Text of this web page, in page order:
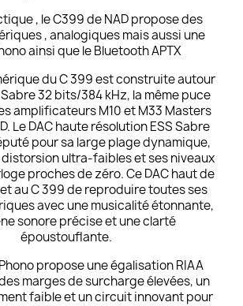
, le C399 de NAD propose des
, analogiques mais aussi une
ainsi que le Bluetooth APTX
du C 399 est construite autour
Sabre 32 bits/384 kHz, la même puce
amplificateurs M10 et M33 Masters
Le DAC haute résolution ESS Sabre
pour sa large plage dynamique,
ultra-faibles et ses niveaux
proches de zéro. Ce DAC haut de
au C 399 de reproduire toutes ses
avec une musicalité étonnante,
sonore précise et une clarté
époustouflante.
propose une égalisation RIAA
marges de surcharge élevées, un
faible et un circuit innovant pour